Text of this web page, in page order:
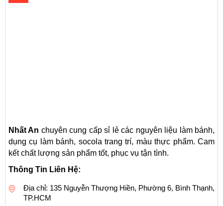
Nhất An chuyên cung cấp sỉ lẻ các nguyên liệu làm bánh,
dụng cụ làm bánh, socola trang trí, màu thực phẩm. Cam
kết chất lượng sản phẩm tốt, phục vụ tận tình.
Thông Tin Liên Hệ:
Địa chỉ: 135 Nguyễn Thượng Hiền, Phường 6, Bình Thạnh,
TP.HCM